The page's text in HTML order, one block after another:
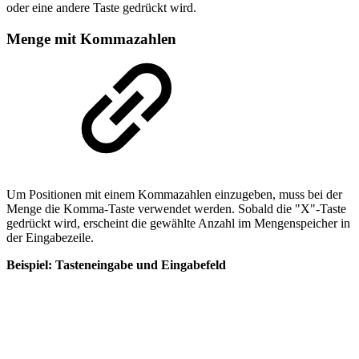
oder eine andere Taste gedrückt wird.
Menge mit Kommazahlen
Um Positionen mit einem Kommazahlen einzugeben, muss bei der
Menge die Komma-Taste verwendet werden. Sobald die "X"-Taste
gedrückt wird, erscheint die gewählte Anzahl im Mengenspeicher in
der Eingabezeile.
Beispiel: Tasteneingabe und Eingabefeld